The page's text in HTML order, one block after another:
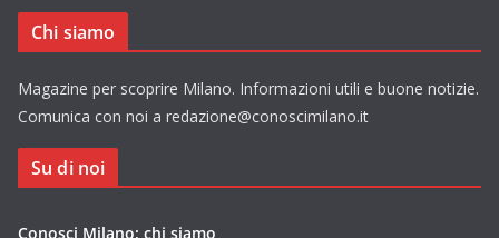
Chi siamo
Magazine per scoprire Milano. Informazioni utili e buone notizie.
Comunica con noi a redazione@conoscimilano.it
Su di noi
Conosci Milano: chi siamo